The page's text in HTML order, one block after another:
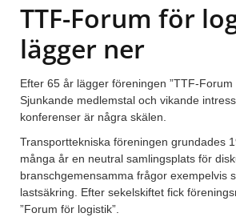
TTF-Forum för
lägger ner
Efter 65 år lägger föreningen ”TTF-Forum
Sjunkande medlemstal och vikande
konferenser är några skälen.
Transporttekniska föreningen grundades
många år en neutral samlingsplats för
branschgemensamma frågor exempelvis
lastsäkring. Efter sekelskiftet fick
”Forum för logistik”.